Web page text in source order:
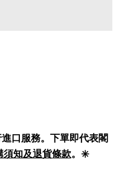
口服務。下單即代表閣
須知及退貨條款。✳️